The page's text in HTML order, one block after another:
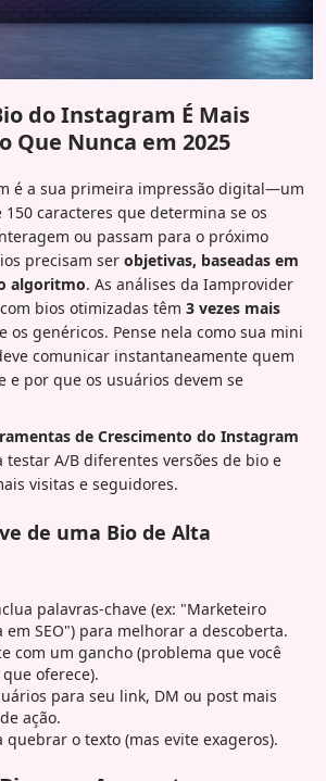
do Instagram É Mais
Nunca em 2025
é a sua primeira impressão digital—um
caracteres que determina se os
ou passam para o próximo
precisam ser objetivas, baseadas em
algoritmo. As análises da Iamprovider
bios otimizadas têm 3 vezes mais
os genéricos. Pense nela como sua mini
comunicar instantaneamente quem
e por que os usuários devem se
de Crescimento do Instagram
A/B diferentes versões de bio e
visitas e seguidores.
de uma Bio de Alta
palavras-chave (ex: "Marketeiro
SEO") para melhorar a descoberta.
com um gancho (problema que você
oferece).
para seu link, DM ou post mais
ação.
quebrar o texto (mas evite exageros).